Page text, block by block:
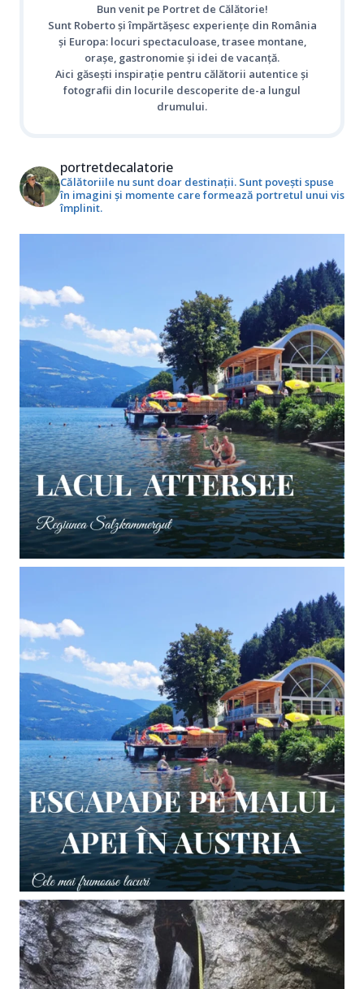
Bun venit pe Portret de Călătorie!
Sunt Roberto și împărtășesc experiențe din România
și Europa: locuri spectaculoase, trasee montane,
orașe, gastronomie și idei de vacanță.
Aici găsești inspirație pentru călătorii autentice și
fotografii din locurile descoperite de-a lungul
drumului.
portretdecalatorie
Călătoriile nu sunt doar destinații. Sunt povești spuse
în imagini și momente care formează portretul unui vis
împlinit.